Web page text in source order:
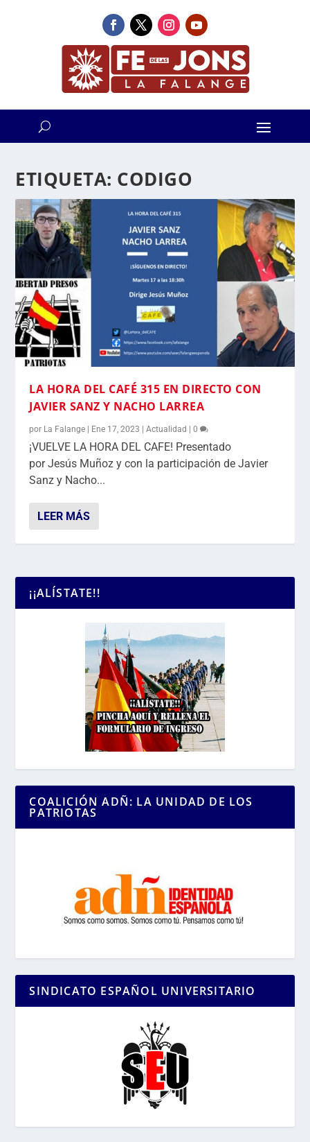
ETIQUETA: CODIGO
LA HORA DEL CAFÉ 315 EN DIRECTO CON
JAVIER SANZ Y NACHO LARREA
por La Falange | Ene 17, 2023 |Actualidad |0
¡VUELVE LA HORA DEL CAFE! Presentado
por Jesús Muñoz y con la participación de Javier
Sanz y Nacho...
LEER MÁS
¡¡ALÍSTATE!!
COALICIÓN ADÑ: LA UNIDAD DE LOS
PATRIOTAS
SINDICATO ESPAÑOL UNIVERSITARIO